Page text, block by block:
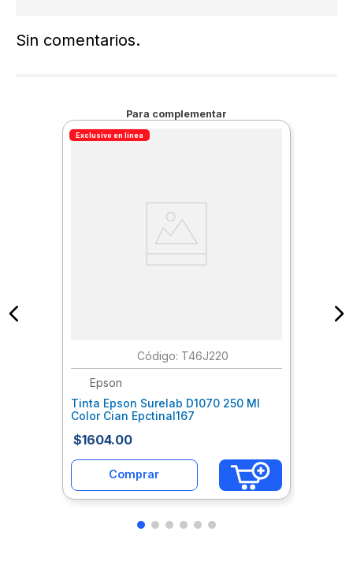
Sin comentarios.
Para complementar
Exclusivo en línea
: T46J220
Epson
Tinta Epson Surelab D1070 250 Ml
Color Cian Epctinal167
$1604.00
Comprar